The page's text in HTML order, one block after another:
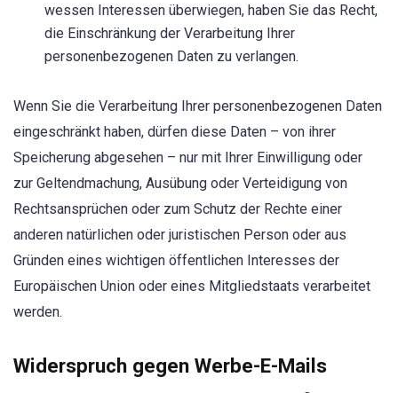
wessen Interessen überwiegen, haben Sie das Recht,
die Einschränkung der Verarbeitung Ihrer
personenbezogenen Daten zu verlangen.
Wenn Sie die Verarbeitung Ihrer personenbezogenen Daten
eingeschränkt haben, dürfen diese Daten – von ihrer
Speicherung abgesehen – nur mit Ihrer Einwilligung oder
zur Geltendmachung, Ausübung oder Verteidigung von
Rechtsansprüchen oder zum Schutz der Rechte einer
anderen natürlichen oder juristischen Person oder aus
Gründen eines wichtigen öffentlichen Interesses der
Europäischen Union oder eines Mitgliedstaats verarbeitet
werden.
Widerspruch gegen Werbe-E-Mails